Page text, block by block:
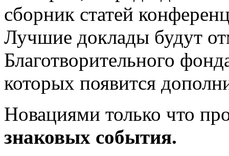
сборник статей
Лучшие доклады будут
Благотворительного
которых появится
Новациями только что
знаковых события.